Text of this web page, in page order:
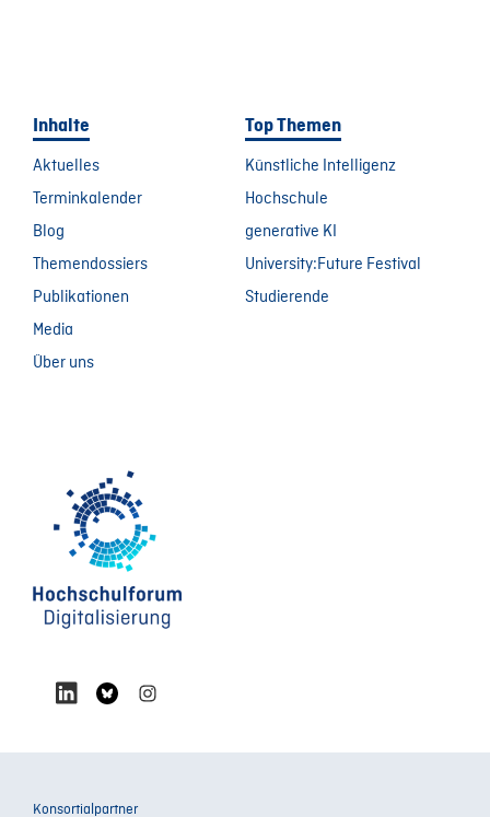
Inhalte
Aktuelles
Terminkalender
Blog
Themendossiers
Publikationen
Media
Über uns
Top Themen
Künstliche Intelligenz
Hochschule
generative KI
University:Future Festival
Studierende
Konsortialpartner